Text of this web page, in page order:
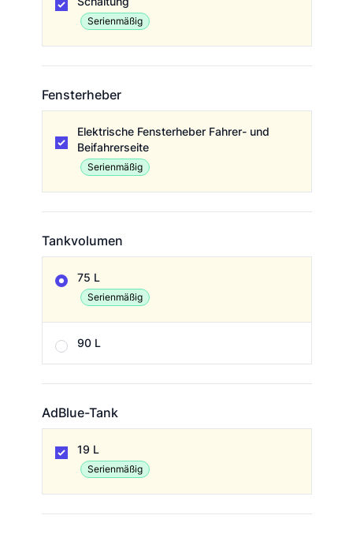
Serienmäßig
Fensterheber
Elektrische Fensterheber Fahrer- und
Beifahrerseite
Serienmäßig
Tankvolumen
75 L
Serienmäßig
90 L
AdBlue-Tank
19 L
Serienmäßig